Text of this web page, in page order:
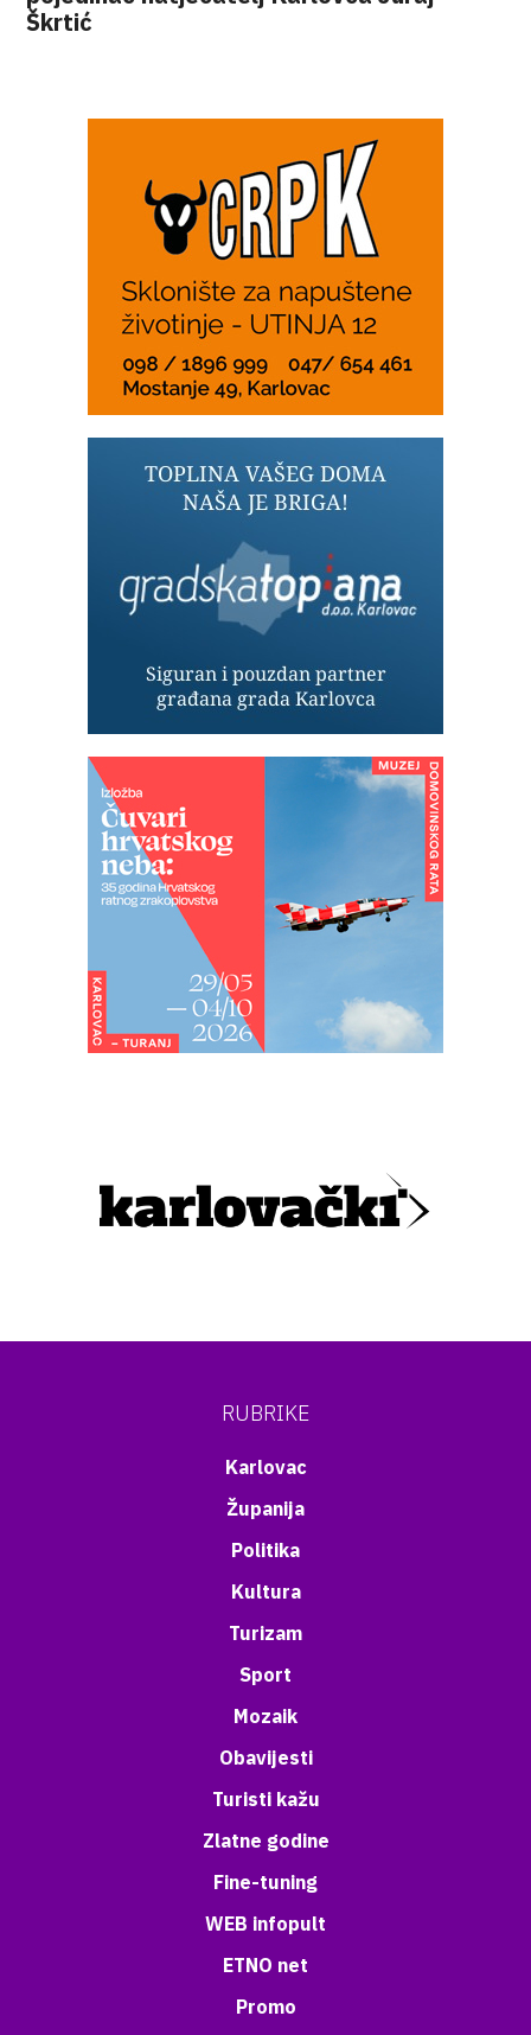
Škrtić
RUBRIKE
Karlovac
Županija
Politika
Kultura
Turizam
Sport
Mozaik
Obavijesti
Turisti kažu
Zlatne godine
Fine-tuning
WEB infopult
ETNO net
Promo